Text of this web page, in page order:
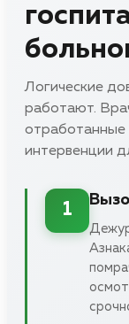
Логические
работают.
отработанные
интервенции
1